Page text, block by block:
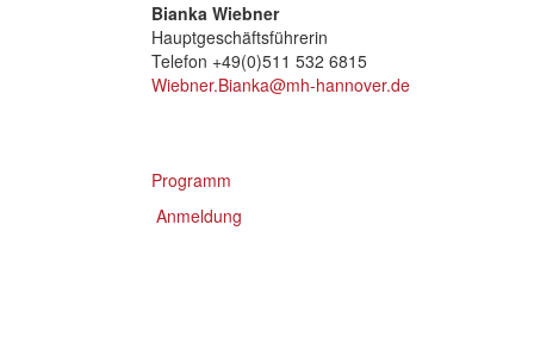
Bianka Wiebner
Hauptgeschäftsführerin
Telefon +49(0)511 532 6815
Wiebner.Bianka@mh-hannover.de
Programm
Anmeldung